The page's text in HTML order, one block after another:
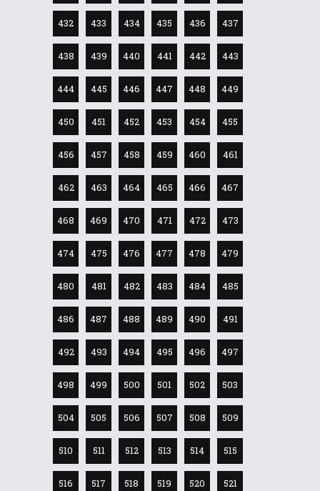
432 433 434 435 436 437
438 439 440 441 442 443
444 445 446 447 448 449
450 451 452 453 454 455
456 457 458 459 460 461
462 463 464 465 466 467
468 469 470 471 472 473
474 475 476 477 478 479
480 481 482 483 484 485
486 487 488 489 490 491
492 493 494 495 496 497
498 499 500 501 502 503
504 505 506 507 508 509
510 511 512 513 514 515
516 517 518 519 520 521